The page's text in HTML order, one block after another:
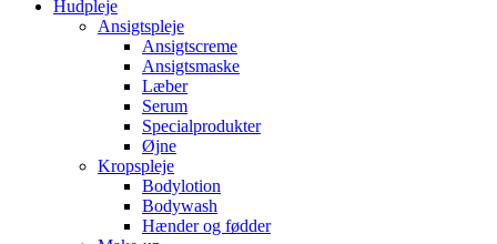
Hudpleje
Ansigtspleje
Ansigtscreme
Ansigtsmaske
Læber
Serum
Specialprodukter
Øjne
Kropspleje
Bodylotion
Bodywash
Hænder og fødder